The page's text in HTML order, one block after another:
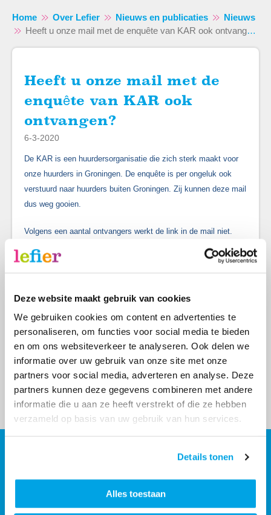
Deze website maakt gebruik van cookies
We gebruiken cookies om content en advertenties te
personaliseren, om functies voor social media te bieden
en om ons websiteverkeer te analyseren. Ook delen we
informatie over uw gebruik van onze site met onze
partners voor social media, adverteren en analyse. Deze
partners kunnen deze gegevens combineren met andere
informatie die u aan ze heeft verstrekt of die ze hebben
verzameld op basis van uw gebruik van hun services.
Details tonen
Alles toestaan
Home Over Lefier Nieuws en publicaties
Nieuws
Heeft u onze mail met de enquête van KAR ook ontvangen?
Heeft u onze mail met de
enquête van KAR ook
ontvangen?
6-3-2020
De KAR is een huurdersorganisatie die zich sterk maakt voor
onze huurders in Groningen. De enquête is per ongeluk ook
verstuurd naar huurders buiten Groningen. Zij kunnen deze mail
dus weg gooien.
Volgens een aantal ontvangers werkt de link in de mail niet.
Wanneer wij dit testen werkt de link wel. Dit zou te maken
kunnen hebben met de internet browser die wordt gebruikt. Wij
kunnen gebeuren en hoe we dit een volgende keer beter
kunnen doen.
Volgende
Vorige
Stuur een bericht